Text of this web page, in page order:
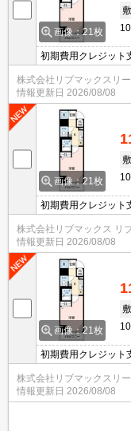
画像：21枚
敷
初期費用クレジット
弊社に一度も来店せ
れている物件も全て
申し付けください★
株式会社リブマックスリ
情報更新日 2026/08/08
画像：21枚
敷
初期費用クレジット
弊社に一度も来店せ
れている物件も全て
申し付けください★
株式会社リブマックス リ
情報更新日 2026/08/08
画像：21枚
敷
初期費用クレジット
弊社に一度も来店せ
れている物件も全て
申し付けください★
株式会社リブマックスリ
情報更新日 2026/08/08